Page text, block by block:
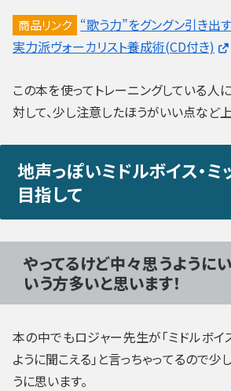
商品リンク “歌う力”をグングン引き出
実力派ヴォーカリスト養成術(CD付き)
この本を使ってトレーニングしている人
対して、少し注意したほうがいい点など上
地声っぽいミドルボイス・ミ
目指して
やってるけど中々思うようにい
いう方多いと思います！
本の中でもロジャー先生が「ミドルボ
ように聞こえる」 と言っちゃってるので少
うに思います。